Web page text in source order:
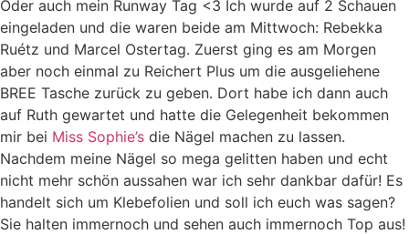
Oder auch mein Runway Tag <3 Ich wurde auf 2 Schauen
eingeladen und die waren beide am Mittwoch: Rebekka
Ruétz und Marcel Ostertag. Zuerst ging es am Morgen
aber noch einmal zu Reichert Plus um die ausgeliehene
BREE Tasche zurück zu geben. Dort habe ich dann auch
auf Ruth gewartet und hatte die Gelegenheit bekommen
mir bei Miss Sophie’s die Nägel machen zu lassen.
Nachdem meine Nägel so mega gelitten haben und echt
nicht mehr schön aussahen war ich sehr dankbar dafür! Es
handelt sich um Klebefolien und soll ich euch was sagen?
Sie halten immernoch und sehen auch immernoch Top aus!